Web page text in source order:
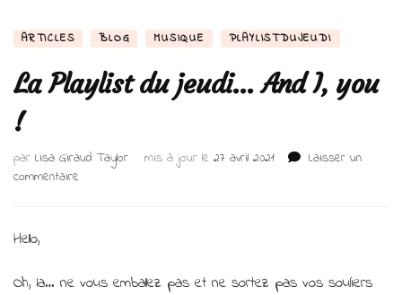
ARTICLES BLOG MUSIQUE PLAYLISTDUJEUDI
La Playlist du jeudi… And I, you
!
par Lisa Giraud Taylor mis à jour le 27 avril 2021
Laisser un
commentaire
Hello,
Oh, la… ne vous emballez pas et ne sortez pas vos souliers